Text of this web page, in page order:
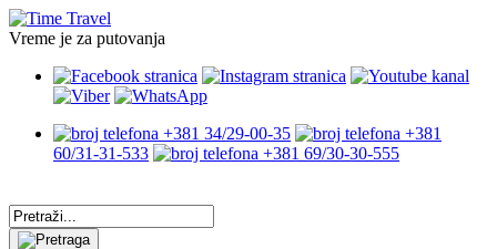
Vreme je za putovanja
+381 34/29-00-35
+381
60/31-31-533
+381 69/30-30-555